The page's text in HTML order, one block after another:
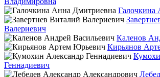
Галочкина
Валериевич
Каленов
Кирьянов
Геннадиевич